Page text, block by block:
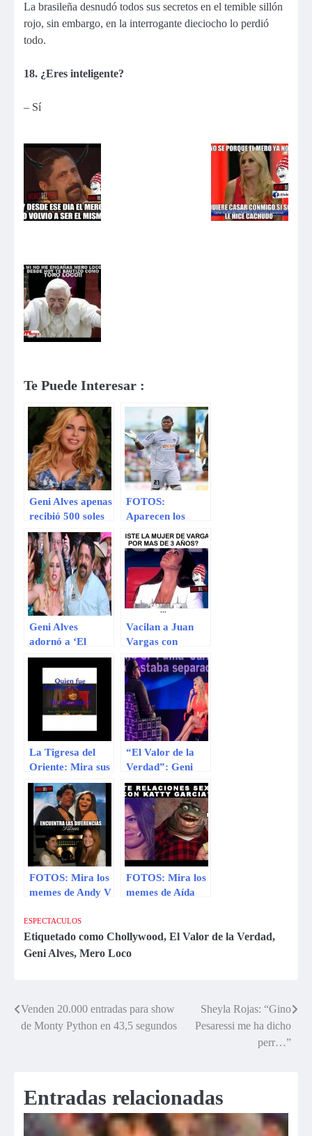
La brasileña desnudó todos sus secretos en el temible sillón
rojo, sin embargo, en la interrogante dieciocho lo perdió
todo.
18. ¿Eres inteligente?
– Sí
Te Puede Interesar :
Geni Alves apenas
recibió 500 soles
por sus
revelaciones en El
valor de la verdad
FOTOS:
Aparecen los
de Juan ‘Chiquito’
Flores en “El
Valor de la
Verdad”
Geni Alves
adornó a ‘El
Mero loco’
Vacilan a Juan
Vargas con
divertidos memes,
por el valor de la
verdad
La Tigresa del
Oriente: Mira sus
memes tras
participar en «El
Valor de la
Verdad»
(FOTOS)
“El Valor de la
Verdad”: Geni
Alves perdió 10
mil soles por decir
que era inteligente
[VIDEO]
FOTOS: Mira los
memes de Andy V
presentación en El
Valor de la
Verdad
FOTOS: Mira los
memes de Aída
Valor de la
Verdad’
ESPECTACULOS
Etiquetado como Chollywood, El Valor de la Verdad,
Geni Alves, Mero Loco
Navegación
Venden 20.000 entradas para show
de Monty Python en 43,5 segundos
Sheyla Rojas: “Gino
Pesaressi me ha dicho
perr…”
Entradas relacionadas